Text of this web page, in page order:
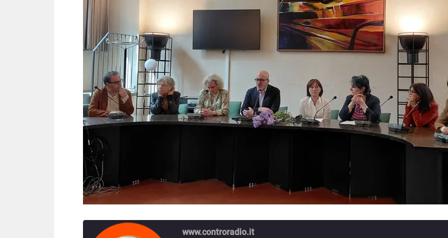
www.controradio.it